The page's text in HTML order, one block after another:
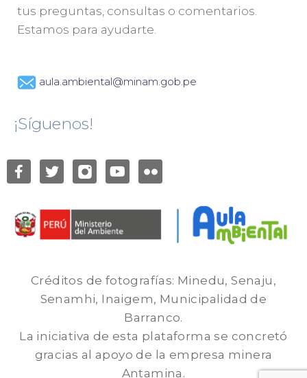
tus preguntas, consultas o comentarios.
Estamos para ayudarte.
aula.ambiental@minam.gob.pe
¡Síguenos!
Créditos de fotografías: Minedu, Senaju,
Senamhi, Inaigem, Municipalidad de
Barranco.
La iniciativa de esta plataforma se concretó
gracias al apoyo de la empresa minera
Antamina.